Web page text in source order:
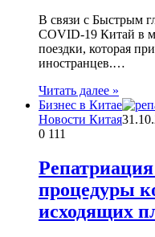
В связи с Быстрым
COVID-19 Китай в
поездки, которая
иностранцев.…
Читать далее »
Бизнес в Китае
Новости Китая
0 111
процедуры
исходящих